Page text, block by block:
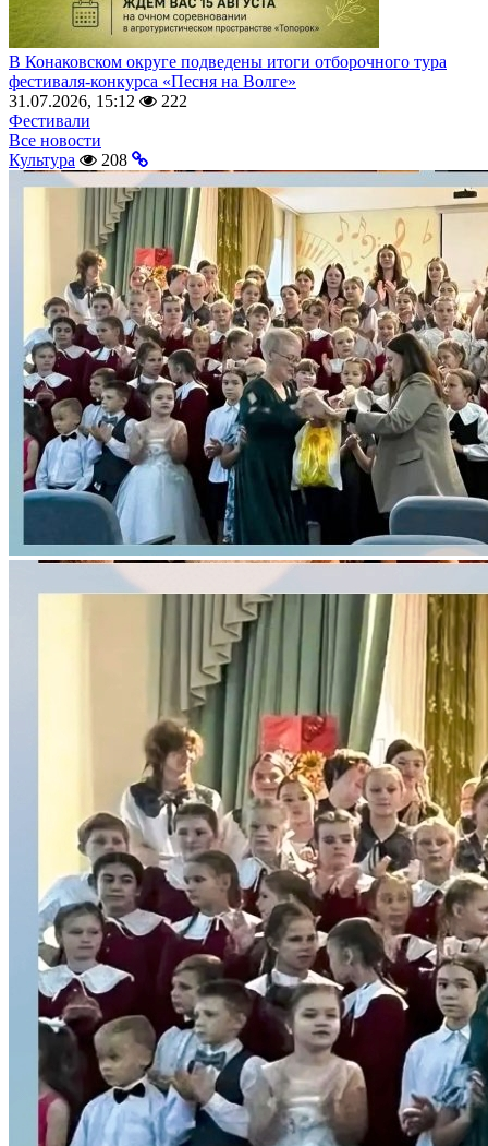
В Конаковском округе подведены итоги отборочного тура
фестиваля-конкурса «Песня на Волге»
31.07.2026, 15:12
222
Фестивали
Все новости
Культура
208